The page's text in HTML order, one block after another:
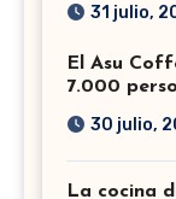
31 julio,
El Asu
7.000
30 julio,
La cocina